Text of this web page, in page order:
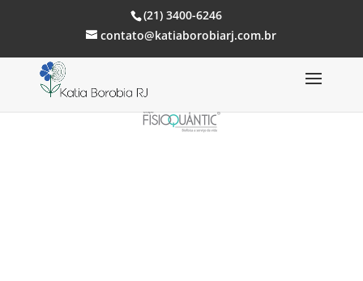
(21) 3400-6246
contato@katiaborobiarj.com.br